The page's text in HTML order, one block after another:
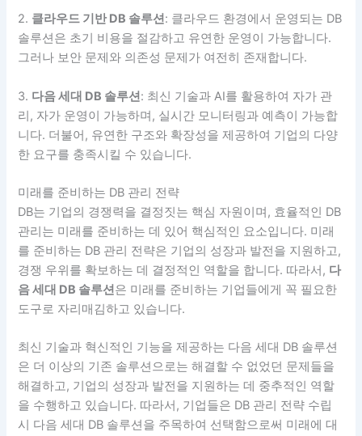
2. 클라우드 기반 DB 솔루션: 클라우드 환경에서 운영되는 DB
솔루션은 초기 비용을 절감하고 유연한 운영이 가능합니다.
그러나 보안 문제와 의존성 문제가 여전히 존재합니다.
3. 다음 세대 DB 솔루션: 최신 기술과 AI를 활용하여 자가 관
리, 자가 운영이 가능하며, 실시간 모니터링과 예측이 가능합
니다. 더불어, 유연한 구조와 확장성을 제공하여 기업의 다양
한 요구를 충족시킬 수 있습니다.
미래를 준비하는 DB 관리 전략
DB는 기업의 경쟁력을 결정짓는 핵심 자원이며, 효율적인 DB
관리는 미래를 준비하는 데 있어 핵심적인 요소입니다. 미래
를 준비하는 DB 관리 전략은 기업의 성장과 발전을 지원하고,
경쟁 우위를 확보하는 데 결정적인 역할을 합니다. 따라서, 다
음 세대 DB 솔루션은 미래를 준비하는 기업들에게 꼭 필요한
도구로 자리매김하고 있습니다.
최신 기술과 혁신적인 기능을 제공하는 다음 세대 DB 솔루션
은 더 이상의 기존 솔루션으로는 해결할 수 없었던 문제들을
해결하고, 기업의 성장과 발전을 지원하는 데 중추적인 역할
을 수행하고 있습니다. 따라서, 기업들은 DB 관리 전략 수립
시 다음 세대 DB 솔루션을 주목하여 선택함으로써 미래에 대